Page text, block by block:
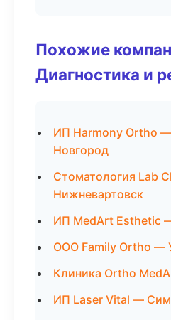
Похожие
Диагностика и
ИП Harmony Ortho
Новгород
Стоматология Lab
Нижневартовск
ИП MedArt Esthetic
ООО Family Ortho —
Клиника Ortho
ИП Laser Vital —